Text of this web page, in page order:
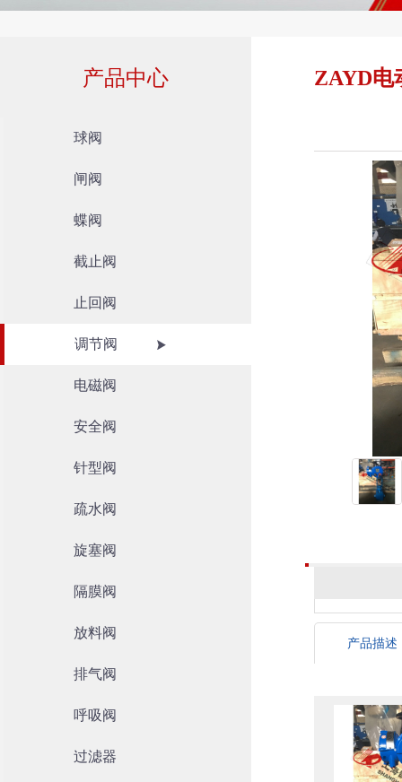
产品中心
球阀
闸阀
蝶阀
截止阀
止回阀
调节阀
电磁阀
安全阀
针型阀
疏水阀
旋塞阀
隔膜阀
放料阀
排气阀
呼吸阀
过滤器
ZAYD电
产品描述